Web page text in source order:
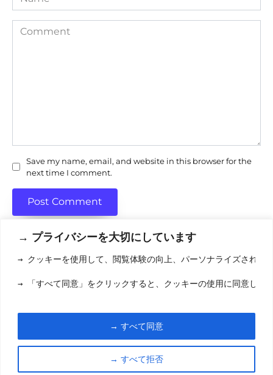
→ プライバシーを大切にしています
→ クッキーを使用して、閲覧体験の向上、パーソナライズされた
→ 「すべて同意」をクリックすると、クッキーの使用に同意した
→ すべて拒否
→ すべて同意
Comment
Save my name, email, and website in this browser for the
next time I comment.
利用規約(りようきやく
© 2026 eigamori.com